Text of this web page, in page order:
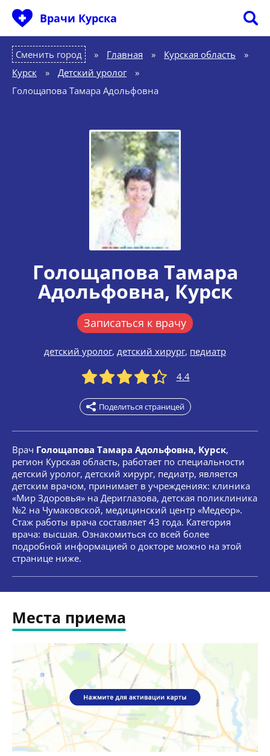
Врачи Курска
Сменить город Главная » Курская область
»
Курск
» Детский уролог
»
Голощапова Тамара Адольфовна
Голощапова Тамара
Адольфовна, Курск
Записаться к врачу
детский уролог, детский хирург, педиатр
4.4
Поделиться страницей
Врач Голощапова Тамара Адольфовна, Курск,
регион Курская область, работает по специальности
детский уролог, детский хирург, педиатр, является
детским врачом, принимает в учреждениях: клиника
«Мир Здоровья» на Дериглазова, детская поликлиника
№2 на Чумаковской, медицинский центр «Медеор».
Стаж работы врача составляет 43 года. Категория
врача: высшая. Ознакомиться со всей более
подробной информацией о докторе можно на этой
странице ниже.
Места приема